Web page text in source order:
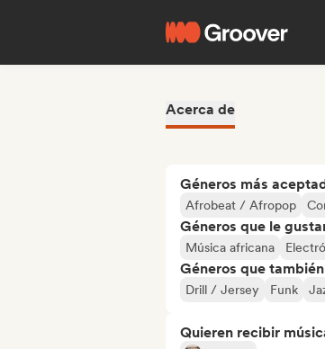
Acerca de
Géneros más
Afrobeat / Afropop
Géneros que le
Música africana
Géneros que
Drill / Jersey Funk
Quieren recibir